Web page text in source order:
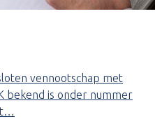
vennootschap met
bekend is onder nummer